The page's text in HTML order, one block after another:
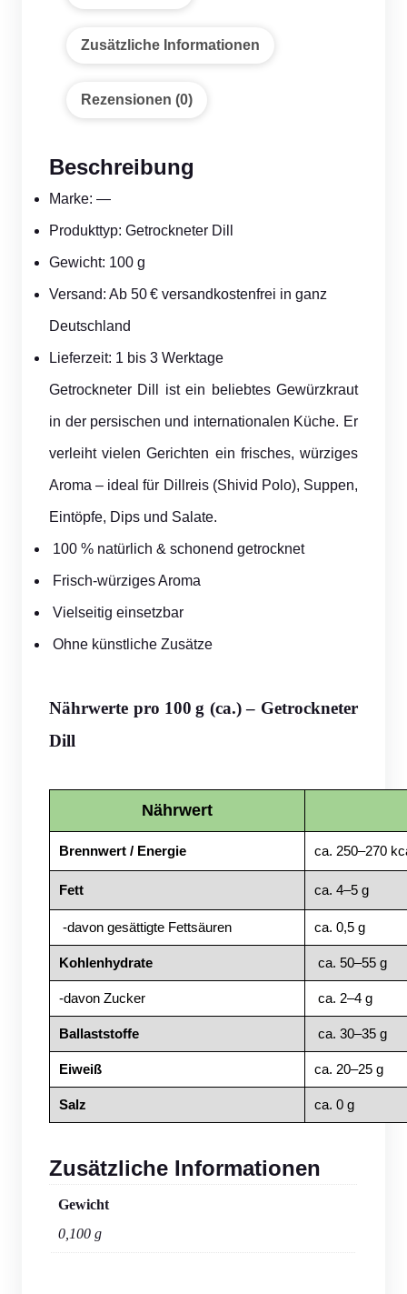
Zusätzliche Informationen
Rezensionen (0)
Beschreibung
Marke: —
Produkttyp: Getrockneter Dill
Gewicht: 100 g
Versand: Ab 50 € versandkostenfrei in ganz
Deutschland
Lieferzeit: 1 bis 3 Werktage
Getrockneter Dill ist ein beliebtes Gewürzkraut
in der persischen und internationalen Küche. Er
verleiht vielen Gerichten ein frisches, würziges
Aroma – ideal für Dillreis (Shivid Polo), Suppen,
Eintöpfe, Dips und Salate.
100 % natürlich & schonend getrocknet
Frisch-würziges Aroma
Vielseitig einsetzbar
Ohne künstliche Zusätze
Nährwerte pro 100 g (ca.) – Getrockneter
Dill
Nährwert
Brennwert / Energie ca. 250–270
Fett ca. 4–5 g
-davon gesättigte Fettsäuren ca. 0,5 g
Kohlenhydrate ca. 50–55 g
-davon Zucker ca. 2–4 g
Ballaststoffe ca. 30–35 g
Eiweiß ca. 20–25 g
Salz ca. 0 g
Zusätzliche Informationen
Gewicht
0,100 g